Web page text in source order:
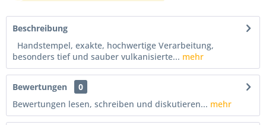
Beschreibung
Handstempel, exakte, hochwertige Verarbeitung,
besonders tief und sauber vulkanisierte... mehr
Bewertungen
0
Bewertungen lesen, schreiben und diskutieren... mehr